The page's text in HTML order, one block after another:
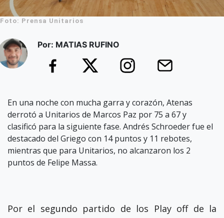
Foto: Prensa Unitarios
Por: MATIAS RUFINO
En una noche con mucha garra y corazón, Atenas
derrotó a Unitarios de Marcos Paz por 75 a 67 y
clasificó para la siguiente fase. Andrés Schroeder fue el
destacado del Griego con 14 puntos y 11 rebotes,
mientras que para Unitarios, no alcanzaron los 2
puntos de Felipe Massa.
Por el segundo partido de los Play off de la